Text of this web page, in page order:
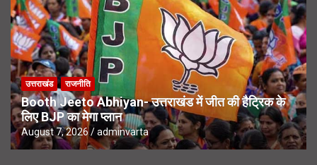
उत्तराखंड राजनीति
Booth Jeeto Abhiyan- उत्तराखंड में जीत की हैट्रिक के
लिए BJP का मेगा प्लान
August 7, 2026 adminvarta